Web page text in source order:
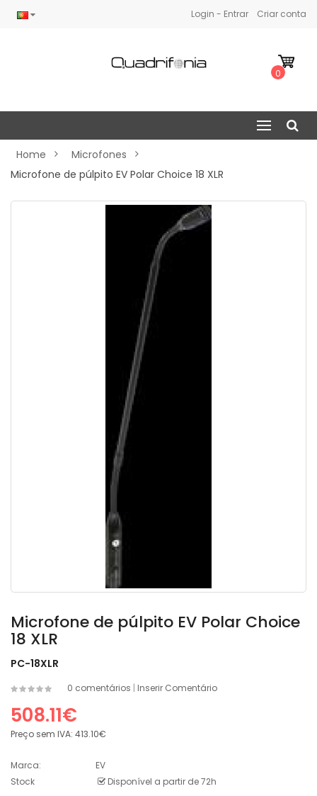
Login - Entrar Criar conta
0
Home
Microfones
Microfone de púlpito EV Polar Choice 18 XLR
Microfone de púlpito EV Polar Choice
18 XLR
PC-18XLR
0 comentários | Inserir Comentário
508.11€
Preço sem IVA: 413.10€
Marca:
EV
Stock
Disponível a partir de 72h